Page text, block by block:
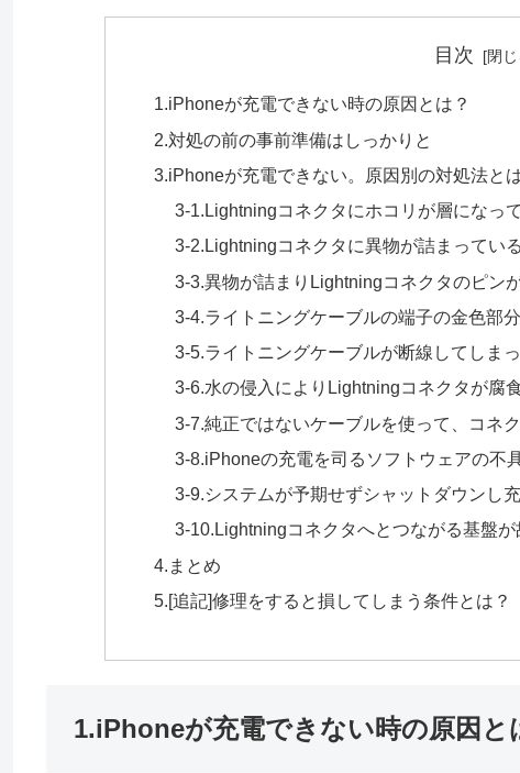
目次
1.iPhoneが充電できない時の原因とは？
2.対処の前の事前準備はしっかりと
3.iPhoneが充電できない。原因別の対処法と
3-1.Lightningコネクタにホコリが層になっ
3-2.Lightningコネクタに異物が詰まっている
3-3.異物が詰まりLightningコネクタのピン
3-4.ライトニングケーブルの端子の金色部
3-5.ライトニングケーブルが断線してしま
3-6.水の侵入によりLightningコネクタが腐
3-7.純正ではないケーブルを使って、コネ
3-8.iPhoneの充電を司るソフトウェアの不
3-9.システムが予期せずシャットダウンし
3-10.Lightningコネクタへとつながる基盤が
4.まとめ
5.[追記]修理をすると損してしまう条件とは？
1.iPhoneが充電できない時の原因と